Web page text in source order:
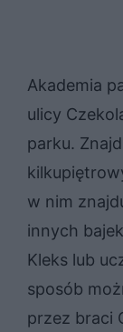
Akademia
ulicy
parku.
w nim
innych
Kleks lub
sposób
przez braci